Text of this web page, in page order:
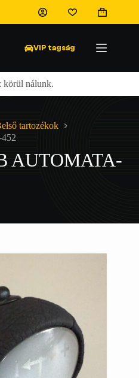
451-452
Shopping
cart
VIP tagság
nálunk.
tartozékok
AUTOMATA-